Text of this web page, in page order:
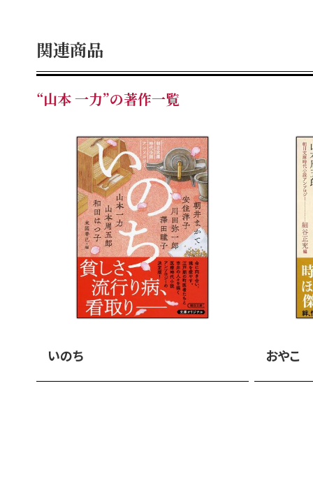
関連商品
“山本 一力”の著作一覧
いのち おやこ